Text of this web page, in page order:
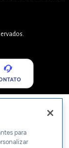
para